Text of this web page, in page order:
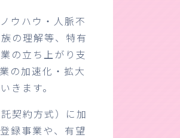
ウハウ・人脈不
の理解等、特有
の立ち上がり支
の加速化・拡大
きます。
契約方式）に加
録事業や、有望